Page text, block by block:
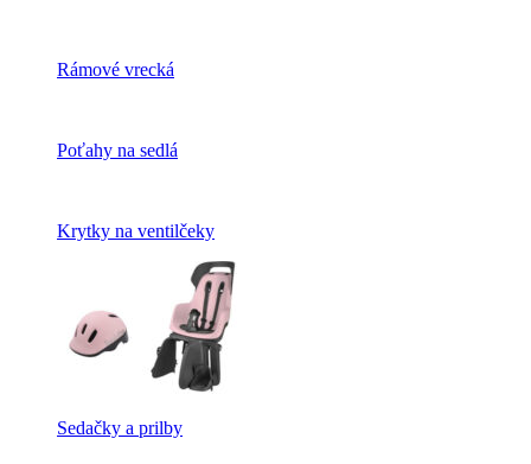
Rámové vrecká
Poťahy na sedlá
Krytky na ventilčeky
Sedačky a prilby